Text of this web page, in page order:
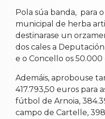
Pola súa banda, para
municipal de herba
destinarase un
dos cales a
e o Concello os
Ademáis, aprobouse
417.793,50 euros para
fútbol de Arnoia,
campo de Cartelle,